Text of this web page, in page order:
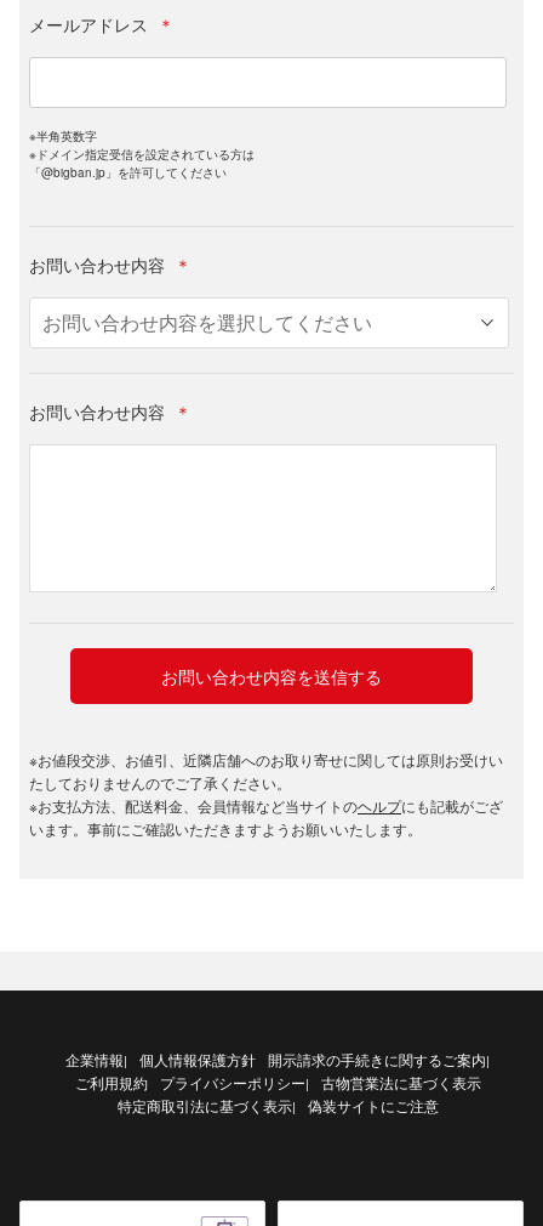
メールアドレス ＊
※半角英数字
※ドメイン指定受信を設定されている方は
「@bigban.jp」を許可してください
お問い合わせ内容 ＊
お問い合わせ内容 ＊
※お値段交渉、お値引、近隣店舗へのお取り寄せに関しては原則お受けい
たしておりませんのでご了承ください。
※お支払方法、配送料金、会員情報など当サイトのヘルプにも記載がござ
います。事前にご確認いただきますようお願いいたします。
企業情報| 個人情報保護方針 開示請求の手続きに関するご案内|
ご利用規約 プライバシーポリシー|
古物営業法に基づく表示
特定商取引法に基づく表示| 偽装サイトにご注意